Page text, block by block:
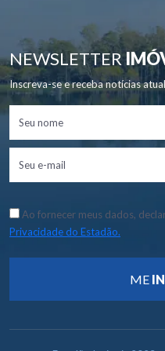
NEWSLETTER
Inscreva-se e receba notícias
Ao fornecer meus dados,
Privacidade do Estadão.
ME